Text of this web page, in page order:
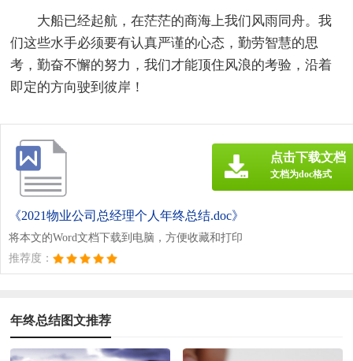
大船已经起航，在茫茫的商海上我们风雨同舟。我
们这些水手必须要有认真严谨的心态，勤劳智慧的思
考，勤奋不懈的努力，我们才能顶住风浪的考验，沿着
即定的方向驶到彼岸！
《2021物业公司总经理个人年终总结.doc》
将本文的Word文档下载到电脑，方便收藏和打印
推荐度：
点击下载文档
文档为doc格式
年终总结图文推荐